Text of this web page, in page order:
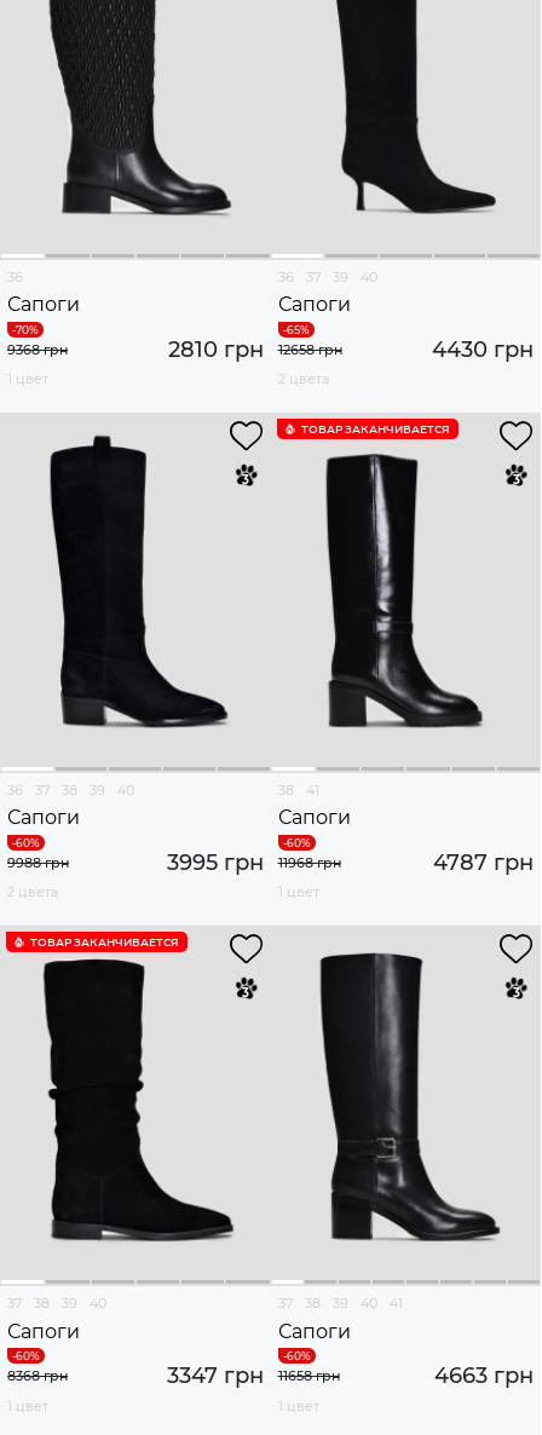
36
Сапоги
2810 грн
9368 грн
1 цвет
36 37 39 40
Сапоги
4430 грн
12658 грн
2 цвета
36 37 38 39 40
Сапоги
3995 грн
9988 грн
2 цвета
ТОВАР ЗАКАНЧИВАЕТСЯ
38 41
Сапоги
4787 грн
11968 грн
1 цвет
ТОВАР ЗАКАНЧИВАЕТСЯ
37 38 39 40
Сапоги
3347 грн
8368 грн
1 цвет
37 38 39 40 41
Сапоги
4663 грн
11658 грн
1 цвет